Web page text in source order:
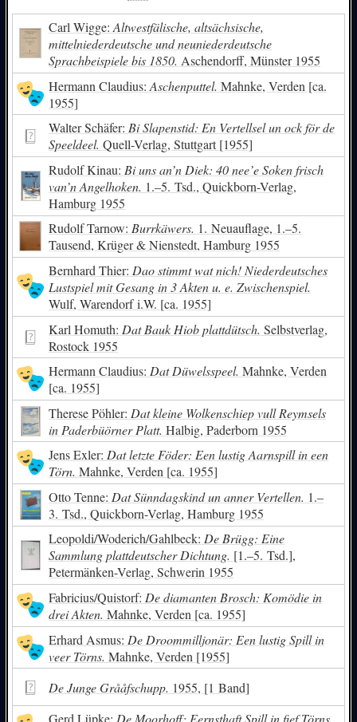
Carl Wigge: Altwestfälische, altsächsische,
mittelniederdeutsche und neuniederdeutsche
Sprachbeispiele bis 1850. Aschendorff, Münster 1955
Hermann Claudius: Aschenputtel. Mahnke, Verden [ca.
1955]
Walter Schäfer: Bi Slapenstid: En Vertellsel un ock för de
Speeldeel. Quell-Verlag, Stuttgart [1955]
Rudolf Kinau: Bi uns an’n Diek: 40 nee’e Soken frisch
van’n Angelhoken. 1.–5. Tsd., Quickborn-Verlag,
Hamburg 1955
Rudolf Tarnow: Burrkäwers. 1. Neuauflage, 1.–5.
Tausend, Krüger & Nienstedt, Hamburg 1955
Bernhard Thier: Dao stimmt wat nich! Niederdeutsches
Lustspiel mit Gesang in 3 Akten u. e. Zwischenspiel.
Wulf, Warendorf i.W. [ca. 1955]
Karl Homuth: Dat Bauk Hiob plattdütsch. Selbstverlag,
Rostock 1955
Hermann Claudius: Dat Düwelsspeel. Mahnke, Verden
[ca. 1955]
Therese Pöhler: Dat kleine Wolkenschiep vull Reymsels
in Paderbüörner Platt. Halbig, Paderborn 1955
Jens Exler: Dat letzte Föder: Een lustig Aarnspill in een
Törn. Mahnke, Verden [ca. 1955]
Otto Tenne: Dat Sünndagskind un anner Vertellen. 1.–
3. Tsd., Quickborn-Verlag, Hamburg 1955
Leopoldi/Woderich/Gahlbeck: De Brügg: Eine
Sammlung plattdeutscher Dichtung. [1.–5. Tsd.],
Petermänken-Verlag, Schwerin 1955
Fabricius/Quistorf: De diamanten Brosch: Komödie in
drei Akten. Mahnke, Verden [ca. 1955]
Erhard Asmus: De Droommilljonär: Een lustig Spill in
veer Törns. Mahnke, Verden [1955]
De Junge Grååfschupp. 1955, [1 Band]
Gerd Lüpke: De Moorhoff: Eernsthaft Spill in fief Törns.